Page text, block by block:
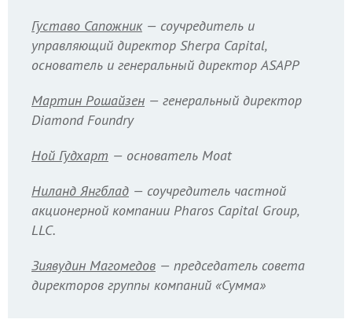
Густаво Сапожник— соучредитель и
управляющий директор Sherpa Capital,
основатель и генеральный директор ASAPP
Мартин Рошайзен — генеральный директор
Diamond Foundry
Ной Гудхарт — основатель Moat
Ниланд Янгблад — соучредитель частной
акционерной компании Pharos Capital Group,
LLC.
Зиявудин Магомедов — председатель совета
директоров группы компаний «Сумма»